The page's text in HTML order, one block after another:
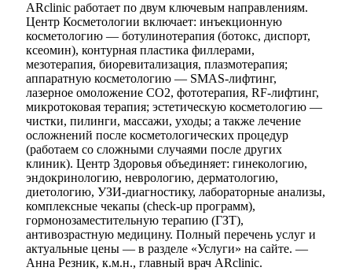
ARclinic работает по двум ключевым направлениям.
Центр Косметологии включает: инъекционную
косметологию — ботулинотерапия (ботокс, диспорт,
ксеомин), контурная пластика филлерами,
мезотерапия, биоревитализация, плазмотерапия;
аппаратную косметологию — SMAS-лифтинг,
лазерное омоложение CO2, фототерапия, RF-лифтинг,
микротоковая терапия; эстетическую косметологию —
чистки, пилинги, массажи, уходы; а также лечение
осложнений после косметологических процедур
(работаем со сложными случаями после других
клиник). Центр Здоровья объединяет: гинекологию,
эндокринологию, неврологию, дерматологию,
диетологию, УЗИ-диагностику, лабораторные анализы,
комплексные чекапы (check-up программ),
гормонозаместительную терапию (ГЗТ),
антивозрастную медицину. Полный перечень услуг и
актуальные цены — в разделе «Услуги» на сайте. —
Анна Резник, к.м.н., главный врач ARclinic.